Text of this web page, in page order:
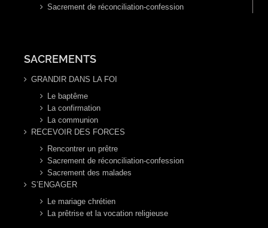
Sacrement de réconciliation-confession
SACREMENTS
GRANDIR DANS LA FOI
Le baptême
La confirmation
La communion
RECEVOIR DES FORCES
Rencontrer un prêtre
Sacrement de réconciliation-confession
Sacrement des malades
S’ENGAGER
Le mariage chrétien
La prêtrise et la vocation religieuse